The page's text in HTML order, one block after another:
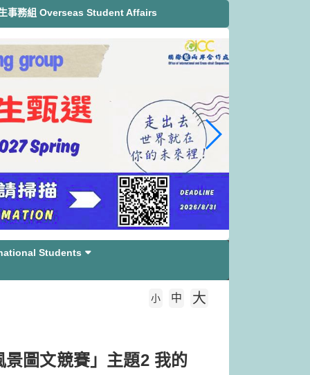
事務組 Overseas Student Affairs
Students
小 中 大
景圖文競賽」主題2 我的